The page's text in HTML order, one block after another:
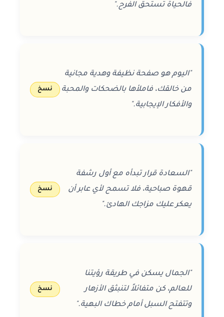
فالحياة تستحق الفرح."
"اليوم هو صفحة نظيفة وهدية مجانية
من خالقك، فاملأها بالضحكات والمحبة
والأفكار الإيجابية."
نسخ
"السعادة قرار تبدأه مع أول رشفة
قهوة صباحية، فلا تسمح لأي عابر أن
يعكر عليك مزاجك الهادئ."
نسخ
"الجمال يسكن في طريقة رؤيتنا
للعالم، كن متفائلاً لتنبثق الأزهار
وتتفتح السبل أمام خطاك البهية."
نسخ